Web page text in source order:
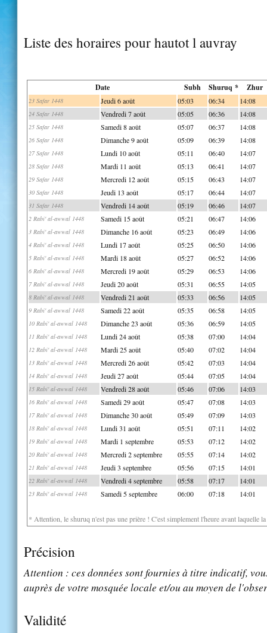
Liste des horaires pour hautot l auvray
Date Subh Shuruq * Zhur
23 Safar 1448 Jeudi 6 août 05:03 06:34 14:08
24 Safar 1448 Vendredi 7 août 05:05 06:36 14:08
25 Safar 1448 Samedi 8 août 05:07 06:37 14:08
26 Safar 1448 Dimanche 9 août 05:09 06:39 14:08
27 Safar 1448 Lundi 10 août 05:11 06:40 14:07
28 Safar 1448 Mardi 11 août 05:13 06:41 14:07
29 Safar 1448 Mercredi 12 août 05:15 06:43 14:07
30 Safar 1448 Jeudi 13 août 05:17 06:44 14:07
31 Safar 1448 Vendredi 14 août 05:19 06:46 14:07
2 Rabi' al-awwal 1448 Samedi 15 août 05:21 06:47 14:06
3 Rabi' al-awwal 1448 Dimanche 16 août 05:23 06:49 14:06
4 Rabi' al-awwal 1448 Lundi 17 août 05:25 06:50 14:06
5 Rabi' al-awwal 1448 Mardi 18 août 05:27 06:52 14:06
6 Rabi' al-awwal 1448 Mercredi 19 août 05:29 06:53 14:06
7 Rabi' al-awwal 1448 Jeudi 20 août 05:31 06:55 14:05
8 Rabi' al-awwal 1448 Vendredi 21 août 05:33 06:56 14:05
9 Rabi' al-awwal 1448 Samedi 22 août 05:35 06:58 14:05
10 Rabi' al-awwal 1448 Dimanche 23 août 05:36 06:59 14:05
11 Rabi' al-awwal 1448 Lundi 24 août 05:38 07:00 14:04
12 Rabi' al-awwal 1448 Mardi 25 août 05:40 07:02 14:04
13 Rabi' al-awwal 1448 Mercredi 26 août 05:42 07:03 14:04
14 Rabi' al-awwal 1448 Jeudi 27 août 05:44 07:05 14:04
15 Rabi' al-awwal 1448 Vendredi 28 août 05:46 07:06 14:03
16 Rabi' al-awwal 1448 Samedi 29 août 05:47 07:08 14:03
17 Rabi' al-awwal 1448 Dimanche 30 août 05:49 07:09 14:03
18 Rabi' al-awwal 1448 Lundi 31 août 05:51 07:11 14:02
19 Rabi' al-awwal 1448 Mardi 1 septembre 05:53 07:12 14:02
20 Rabi' al-awwal 1448 Mercredi 2 septembre 05:55 07:14 14:02
21 Rabi' al-awwal 1448 Jeudi 3 septembre 05:56 07:15 14:01
22 Rabi' al-awwal 1448 Vendredi 4 septembre 05:58 07:17 14:01
23 Rabi' al-awwal 1448 Samedi 5 septembre 06:00 07:18 14:01
* Attention, le shuruq n'est pas une prière ! C'est simplement l'heure avant laquelle
Précision
Attention : ces données sont fournies à titre indicatif,
auprès de votre mosquée locale et/ou au moyen de
Validité